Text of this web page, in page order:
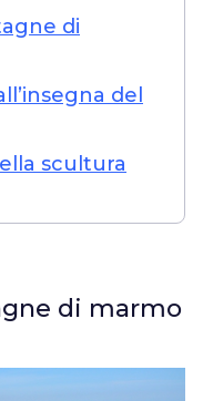
di
del
scultura
di marmo